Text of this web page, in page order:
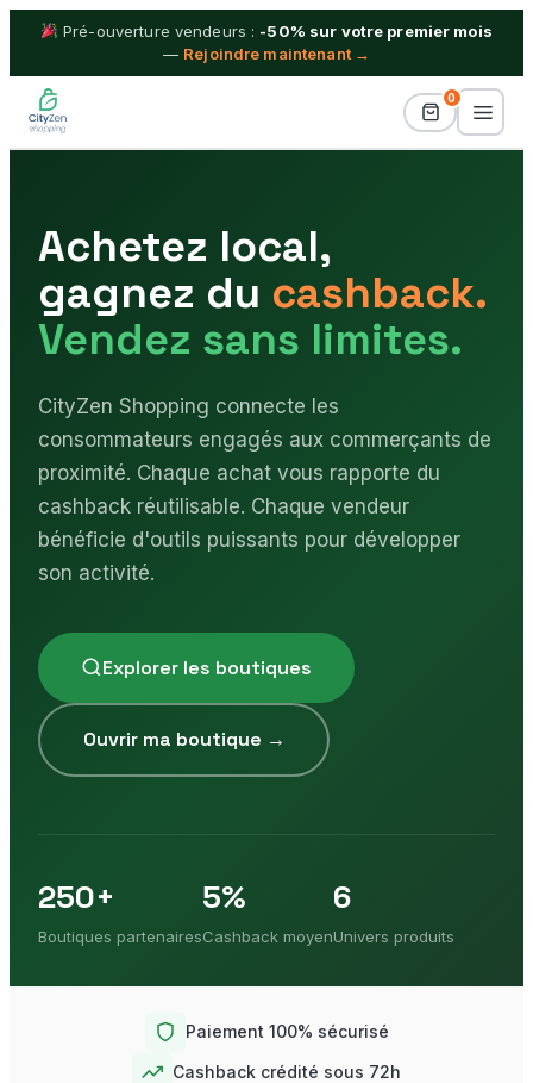
Pré-ouverture vendeurs : -50% sur votre premier mois
— Rejoindre maintenant →
0
Idées Cadeaux
Proximité
Séjours & Vacances
Shopping
Boutiques
Mon compte
Achetez local,
gagnez du cashback.
Vendez sans limites.
CityZen Shopping connecte les
consommateurs engagés aux commerçants de
proximité. Chaque achat vous rapporte du
cashback réutilisable. Chaque vendeur
bénéficie d'outils puissants pour développer
son activité.
Explorer les boutiques
Ouvrir ma boutique →
250+
Boutiques partenaires
5%
Cashback moyen
6
Univers produits
Paiement 100% sécurisé
Cashback crédité sous 72h